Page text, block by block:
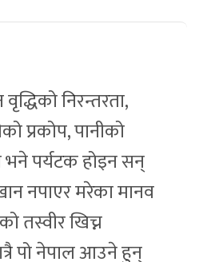
निरन्तरता,
प्रकोप, पानीको
भने पर्यटक होइन सन्
नपाएर मरेका मानव
तस्वीर खिच्न
पो नेपाल आउने हुन्